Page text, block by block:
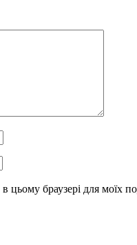
цьому браузері для моїх